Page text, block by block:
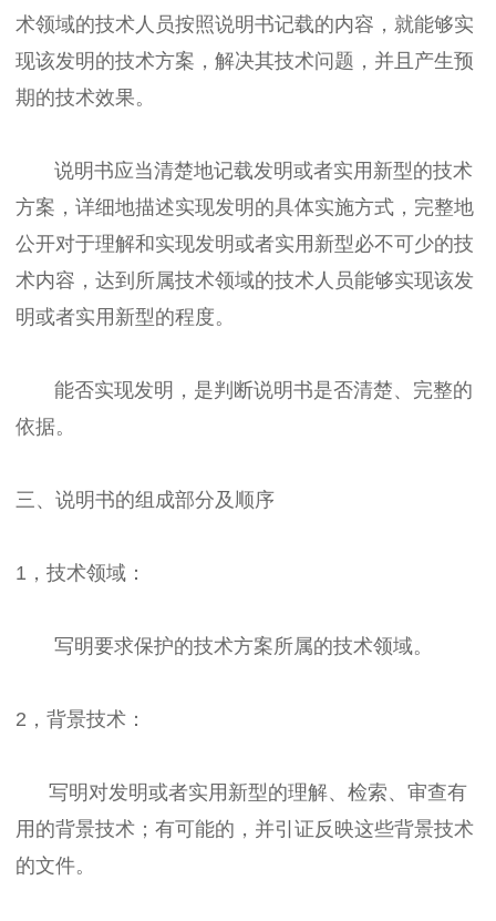
术领域的技术人员按照说明书记载的内容，就能够实
现该发明的技术方案，解决其技术问题，并且产生预
期的技术效果。
说明书应当清楚地记载发明或者实用新型的技术
方案，详细地描述实现发明的具体实施方式，完整地
公开对于理解和实现发明或者实用新型必不可少的技
术内容，达到所属技术领域的技术人员能够实现该发
明或者实用新型的程度。
能否实现发明，是判断说明书是否清楚、完整的
依据。
三、说明书的组成部分及顺序
1，技术领域：
写明要求保护的技术方案所属的技术领域。
2，背景技术：
写明对发明或者实用新型的理解、检索、审查有
用的背景技术；有可能的，并引证反映这些背景技术
的文件。